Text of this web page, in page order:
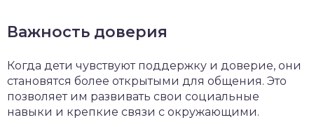
Важность доверия
Когда дети чувствуют поддержку и доверие, они
становятся более открытыми для общения. Это
позволяет им развивать свои социальные
навыки и крепкие связи с окружающими.